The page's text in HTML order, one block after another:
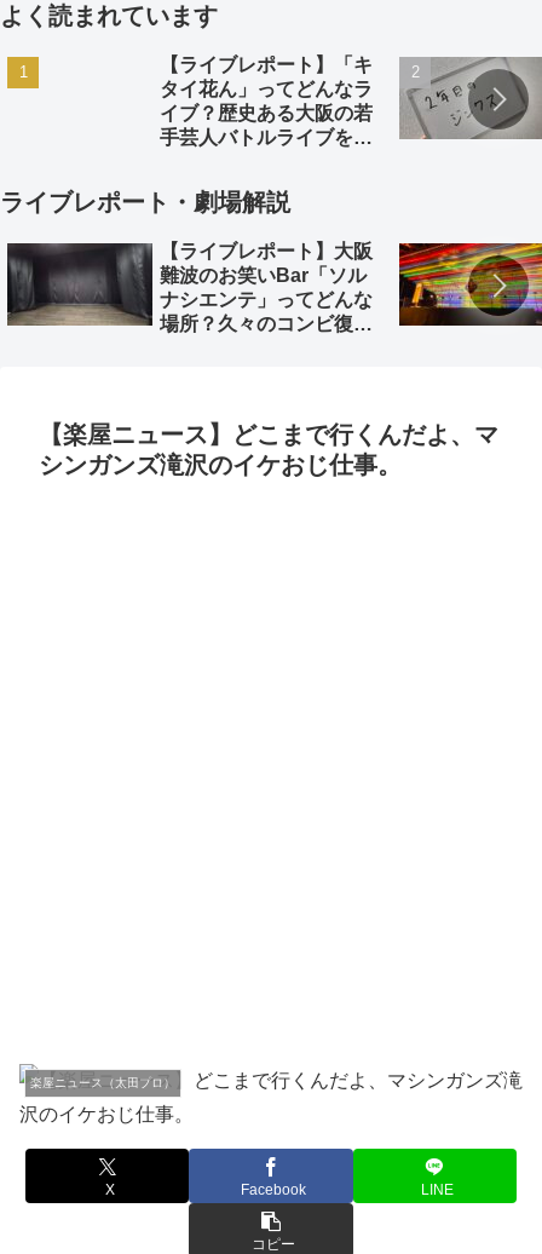
よく読まれています
【ライブレポート】「キ
タイ花ん」ってどんなラ
イブ？歴史ある大阪の若
手芸人バトルライブを徹
ライブレポート・劇場解説
【ライブレポート】大阪
難波のお笑いBar「ソル
ナシエンテ」ってどんな
場所？久々のコンビ復活
【楽屋ニュース】どこまで行くんだよ、マ
シンガンズ滝沢のイケおじ仕事。
楽屋ニュース（太田プロ）
X Facebook LINE
コピー